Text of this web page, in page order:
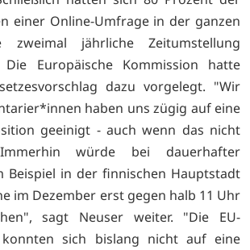
einer Online-Umfrage in der ganzen
jährliche Zeitumstellung
Die Europäische Kommission hatte
dazu vorgelegt. "Wir
haben uns zügig auf eine
geeinigt - auch wenn das nicht
würde bei dauerhafter
Beispiel in der finnischen Hauptstadt
im Dezember erst gegen halb 11 Uhr
sagt Neuser weiter. "Die EU-
konnten sich bislang nicht auf eine